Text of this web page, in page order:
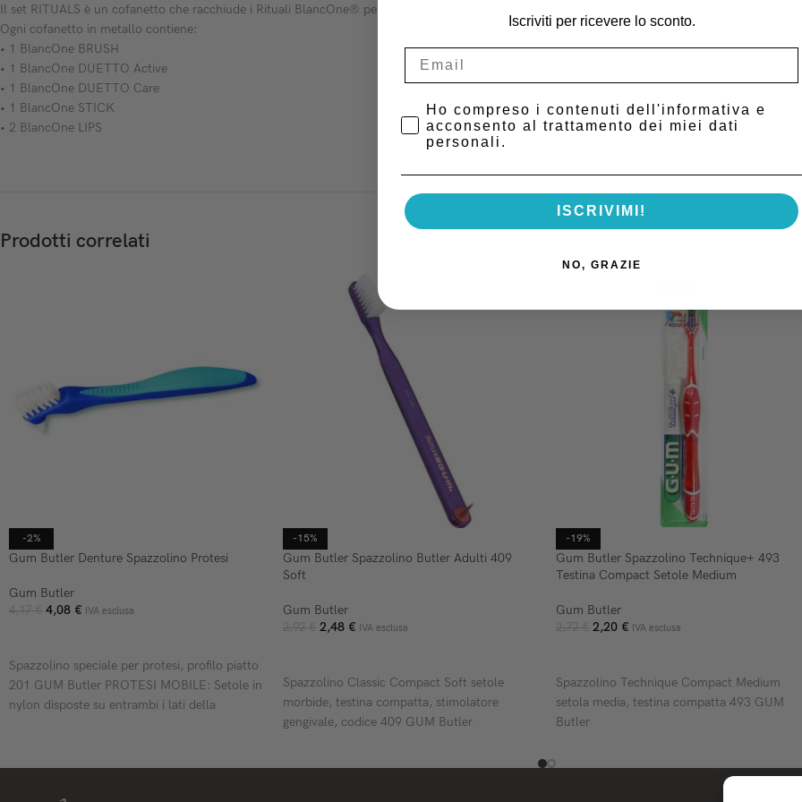
Il set RITUALS è un cofanetto che racchiude i Rituali BlancOne® per la bellezza e cura del sorriso:5 prodotti che agiscono in sinergia attraverso
Ogni cofanetto in metallo contiene:
• 1 BlancOne BRUSH
• 1 BlancOne DUETTO Active
• 1 BlancOne DUETTO Care
• 1 BlancOne STICK
• 2 BlancOne LIPS
Prodotti correlati
-2%
Gum Butler Denture Spazzolino Protesi
Gum Butler
4,17€ 4,08 € IVA esclusa
Spazzolino speciale per protesi, profilo piatto
201 GUM Butler PROTESI MOBILE: Setole in
nylon disposte su entrambi i lati della
-15%
Gum Butler Spazzolino Butler Adulti 409
Soft
Gum Butler
2,92€ 2,48 € IVA esclusa
Spazzolino Classic Compact Soft setole
morbide, testina compatta, stimolatore
gengivale, codice 409 GUM Butler
-19%
Gum Butler Spazzolino Technique+ 493
Testina Compact Setole Medium
Gum Butler
2,72€ 2,20 € IVA esclusa
Spazzolino Technique Compact Medium
setola media, testina compatta 493 GUM
Butler
Iscriviti per ricevere lo sconto.
Privacy Policy
Ho compreso i contenuti dell'informativa e
acconsento al trattamento dei miei dati
personali.
ISCRIVIMI!
NO, GRAZIE